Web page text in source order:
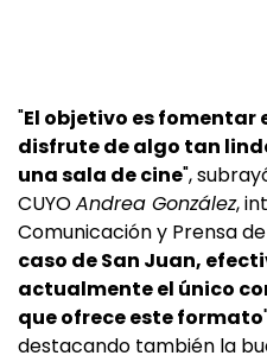
"El objetivo es
disfrute de algo tan
una sala de cine",
CUYOAndrea González,
Comunicación y Prensa
caso de San Juan,
actualmente el único
que ofrece este formato
destacando también la